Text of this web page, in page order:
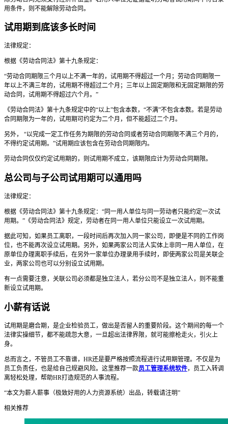
用条件，则不能解除劳动合同。
试用期到底该多长时间
法律规定：
根据《劳动合同法》第十九条规定：
“劳动合同期限三个月以上不满一年的，试用期不得超过一个月；劳动合同期限一
年以上不满三年的，试用期不得超过二个月；三年以上固定期限和无固定期限的劳
动合同，试用期不得超过六个月。”
《劳动合同法》第十九条规定中的“以上”包含本数，“不满”不包含本数。若是劳动
合同期限为一年的，试用期可约定为二个月，但不能超过二个月。
另外， “以完成一定工作任务为期限的劳动合同或者劳动合同期限不满三个月的，
不得约定试用期。”试用期应该包含在劳动合同期限内。
劳动合同仅仅约定试用期的，则试用期不成立，该期限应计为劳动合同期限。
总公司与子公司试用期可以通用吗
法律规定：
根据《劳动合同法》第十九条规定：“同一用人单位与同一劳动者只能约定一次试
用期。”《劳动合同法》规定，劳动者在同一用人单位只能设立一次试用期。
据此可知，如果员工离职，一段时间后再次加入同一家公司，即便是不同的工作岗
位，也不能再次设立试用期。另外，如果两家公司法人实体上非同一用人单位，在
原单位办理离职手续后，在另外一家单位办理录用手续时，即使两家公司是关联企
业，两家公司也可以分别设立试用期。
有一点需要注意，关联公司必须都是独立法人，若分公司不是独立法人，则不能重
新设立试用期。
小薪有话说
试用期是磨合期，是企业检验员工，做出是否留人的重要阶段。这个期间的每一个
法律实操细节，都不能疏忽大意，一旦超出法律界限，就可能擦枪走火，引火上
身。
总而言之，不管员工不靠谱，HR还是要严格按照流程进行试用期管理。不仅是为
员工负责任，也是给自己规避风险。这里推荐一款员工管理系统软件，员工入转调
离轻松处理，帮助HR打造规范的人事流程。
“本文为薪人薪事（极致好用的人力资源系统）出品，转载请注明”
相关推荐